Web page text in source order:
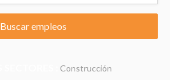
Construcción